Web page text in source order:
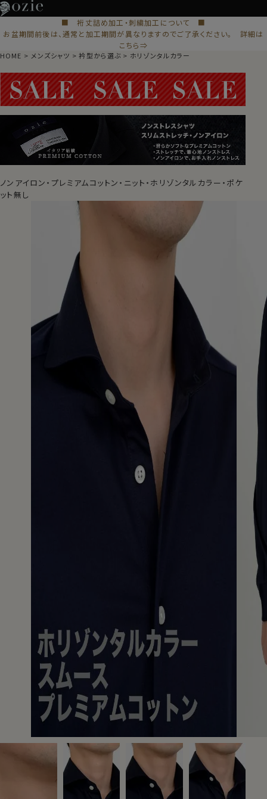
■ 裄丈詰め加工・刺繍加工について ■
お盆期間前後は、通常と加工期間が異なりますのでご了承ください。 詳細は
こちら⇒
HOME メンズシャツ 衿型から選ぶ ホリゾンタルカラー
ノンアイロン・プレミアムコットン・ニット・ホリゾンタルカラー・ポケ
ット無し